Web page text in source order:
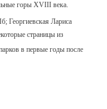
горы XVIII века.
Георгиевская Лариса
страницы из
в первые годы после